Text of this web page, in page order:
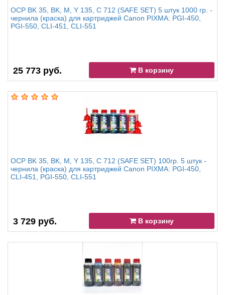
OCP BK 35, BK, M, Y 135, С 712 (SAFE SET) 5 штук 1000 гр. -
чернила (краска) для картриджей Canon PIXMA: PGI-450,
PGI-550, CLI-451, CLI-551
25 773 руб. В корзину
OCP BK 35, BK, M, Y 135, C 712 (SAFE SET) 100гр. 5 штук -
чернила (краска) для картриджей Canon PIXMA: PGI-450,
CLI-451, PGI-550, CLI-551
3 729 руб. В корзину